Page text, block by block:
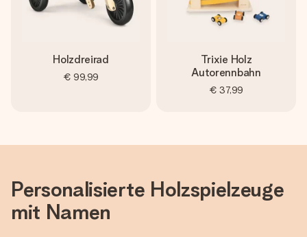
Holzdreirad
€ 99,99
Trixie Holz
Autorennbahn
€ 37,99
Personalisierte Holzspielzeuge
mit Namen